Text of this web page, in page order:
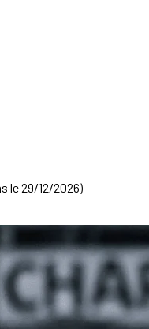
le 29/12/2026)